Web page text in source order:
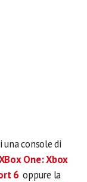
console di
One: Xbox
6oppure la